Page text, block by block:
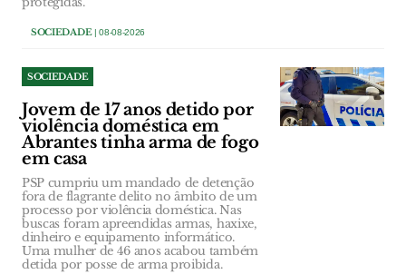
SOCIEDADE| 08-08-2026
SOCIEDADE
Jovem de 17 anos detido por
violência doméstica em
Abrantes tinha arma de fogo
em casa
PSP cumpriu um mandado de detenção
fora de flagrante delito no âmbito de um
processo por violência doméstica. Nas
buscas foram apreendidas armas, haxixe,
dinheiro e equipamento informático.
Uma mulher de 46 anos acabou também
detida por posse de arma proibida.